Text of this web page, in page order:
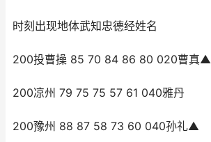
时刻出现地体武知忠德经姓名
200投曹操 85 70 84 86 80 020曹真▲
200凉州 79 75 75 57 61 040雅丹
200豫州 88 87 58 73 60 040孙礼▲